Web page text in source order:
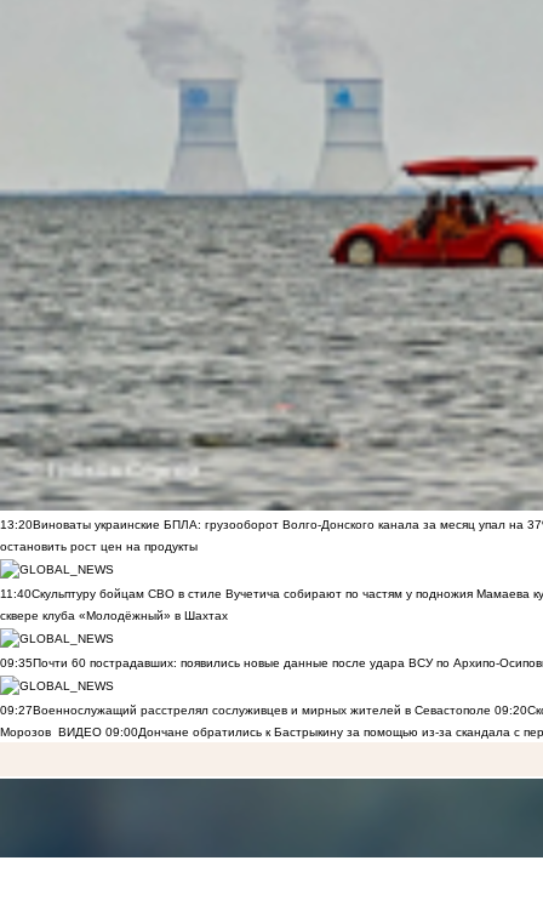
13:20Виноваты украинские БПЛА: грузооборот Волго-Донского канала за месяц упал на
остановить рост цен на продукты
11:40Скульптуру бойцам СВО в стиле Вучетича собирают по частям у подножия Мамаева
сквере клуба «Молодёжный» в Шахтах
09:35Почти 60 пострадавших: появились новые данные после удара ВСУ по Архипо-
09:27Военнослужащий расстрелял сослуживцев и мирных жителей в Севастополе 09:20
Морозов ВИДЕО 09:00Дончане обратились к Бастрыкину за помощью из-за скандала с